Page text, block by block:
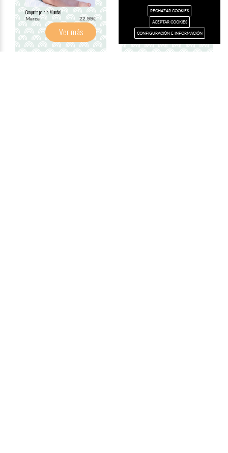
Conjunto pololo Mumbai
Marca 22.99€
Ver más
Conjunto pololo Mumbai
26.99€
Ver más
RECHAZAR COOKIES
ACEPTAR COOKIES
CONFIGURACIÓN E INFORMACIÓN